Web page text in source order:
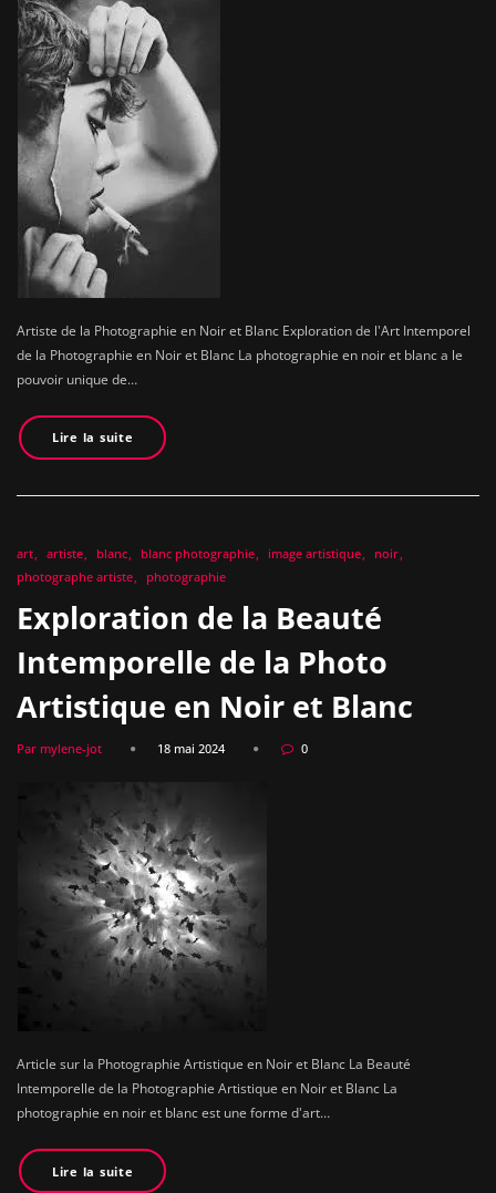
Artiste de la Photographie en Noir et Blanc Exploration de l'Art Intemporel
de la Photographie en Noir et Blanc La photographie en noir et blanc a le
pouvoir unique de…
Lire la suite
art artiste blanc blanc photographie image artistique
noir
photographe artiste
photographie
Exploration de la Beauté
Intemporelle de la Photo
Artistique en Noir et Blanc
Par mylene-jot 18 mai 2024 0
Article sur la Photographie Artistique en Noir et Blanc La Beauté
Intemporelle de la Photographie Artistique en Noir et Blanc La
photographie en noir et blanc est une forme d'art…
Lire la suite